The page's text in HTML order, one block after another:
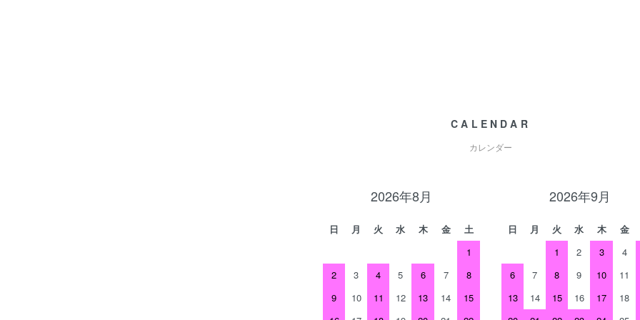
CALENDAR
カレンダー
2026年8月
日 月 火 水 木 金
土
1
2
3 4 5 6 7
8
9
10 11 12 13 14
15
2026年9月
日 月 火 水 木 金
1
2 3 4
6
7 8 9 10 11
13
14 15 16 17 18